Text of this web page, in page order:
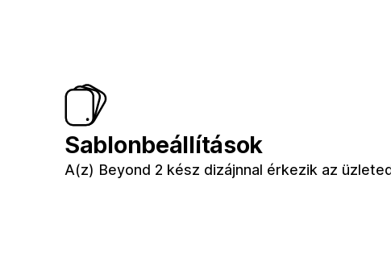
Sablonbeállítások
A(z) Beyond 2 kész dizájnnal érkezik az